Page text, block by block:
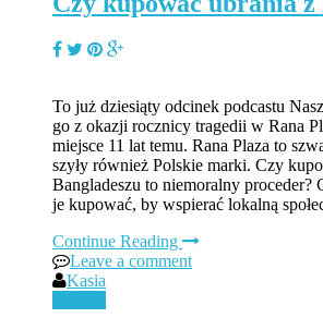
To już dziesiąty odcinek podcastu
go z okazji rocznicy tragedii w Rana
miejsce 11 lat temu. Rana Plaza to
szyły również Polskie marki. Czy
Bangladeszu to niemoralny proceder?
je kupować, by wspierać lokalną
Continue Reading
Leave a comment
Kasia